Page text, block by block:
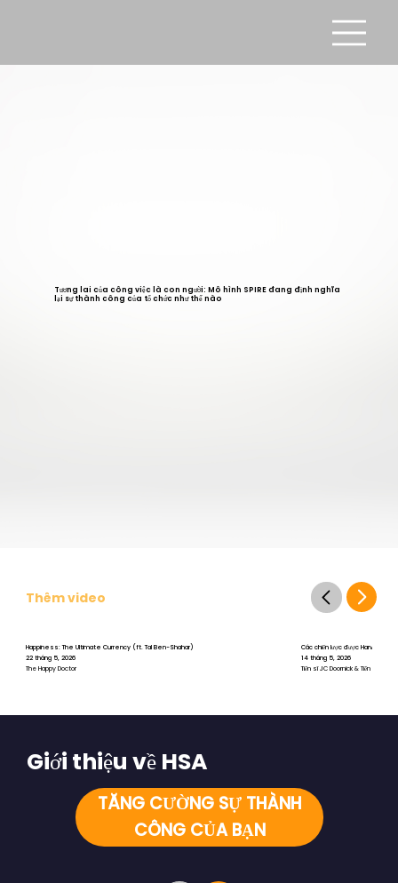
Tương lai của công việc là con người: Mô hình SPIRE đang định nghĩa
lại sự thành công của tổ chức như thế nào
Thêm video
Happiness: The Ultimate Currency (ft. Tal Ben-Shahar)
22 tháng 5, 2026
The Happy Doctor
Các chiến lược được Harvard
14 tháng 5, 2026
Tiến sĩ JC Doornick & Tiến sĩ Tal
TĂNG CƯỜNG SỰ THÀNH
CÔNG CỦA BẠN
Giới thiệu về HSA